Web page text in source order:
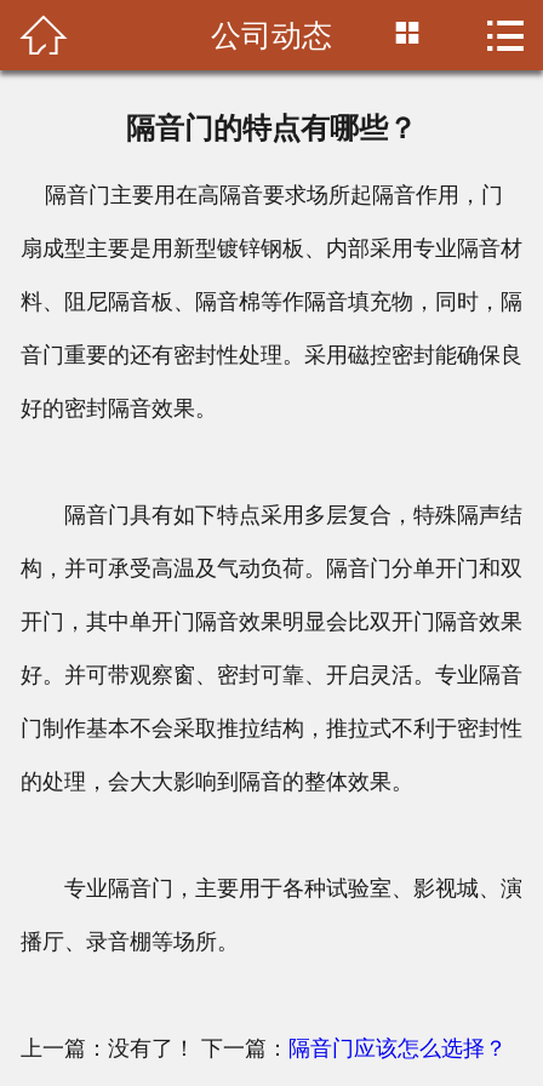
 首页
新闻中心
 公司动态  
隔音门的特点有哪些？
隔音门主要用在高隔音要求场所起隔音作用，门
扇成型主要是用新型镀锌钢板、内部采用专业隔音材
料、阻尼隔音板、隔音棉等作隔音填充物，同时，隔
音门重要的还有密封性处理。采用磁控密封能确保良
好的密封隔音效果。
隔音门具有如下特点采用多层复合，特殊隔声结
构，并可承受高温及气动负荷。隔音门分单开门和双
开门，其中单开门隔音效果明显会比双开门隔音效果
好。并可带观察窗、密封可靠、开启灵活。专业隔音
门制作基本不会采取推拉结构，推拉式不利于密封性
的处理，会大大影响到隔音的整体效果。
专业隔音门，主要用于各种试验室、影视城、演
播厅、录音棚等场所。
上一篇：没有了！ 下一篇： 隔音门应该怎么选择？